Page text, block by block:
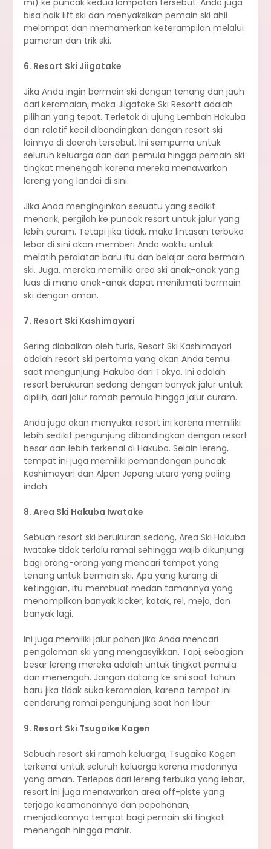
mi) ke puncak kedua lompatan tersebut. Anda juga
bisa naik lift ski dan menyaksikan pemain ski ahli
melompat dan memamerkan keterampilan melalui
pameran dan trik ski.
6. Resort Ski Jiigatake
Jika Anda ingin bermain ski dengan tenang dan jauh
dari keramaian, maka Jiigatake Ski Resortt adalah
pilihan yang tepat. Terletak di ujung Lembah Hakuba
dan relatif kecil dibandingkan dengan resort ski
lainnya di daerah tersebut. Ini sempurna untuk
seluruh keluarga dan dari pemula hingga pemain ski
tingkat menengah karena mereka menawarkan
lereng yang landai di sini.
Jika Anda menginginkan sesuatu yang sedikit
menarik, pergilah ke puncak resort untuk jalur yang
lebih curam. Tetapi jika tidak, maka lintasan terbuka
lebar di sini akan memberi Anda waktu untuk
melatih peralatan baru itu dan belajar cara bermain
ski. Juga, mereka memiliki area ski anak-anak yang
luas di mana anak-anak dapat menikmati bermain
ski dengan aman.
7. Resort Ski Kashimayari
Sering diabaikan oleh turis, Resort Ski Kashimayari
adalah resort ski pertama yang akan Anda temui
saat mengunjungi Hakuba dari Tokyo. Ini adalah
resort berukuran sedang dengan banyak jalur untuk
dipilih, dari jalur ramah pemula hingga jalur curam.
Anda juga akan menyukai resort ini karena memiliki
lebih sedikit pengunjung dibandingkan dengan resort
besar dan lebih terkenal di Hakuba. Selain lereng,
tempat ini juga memiliki pemandangan puncak
Kashimayari dan Alpen Jepang utara yang paling
indah.
8. Area Ski Hakuba Iwatake
Sebuah resort ski berukuran sedang, Area Ski Hakuba
Iwatake tidak terlalu ramai sehingga wajib dikunjungi
bagi orang-orang yang mencari tempat yang
tenang untuk bermain ski. Apa yang kurang di
ketinggian, itu membuat medan tamannya yang
menampilkan banyak kicker, kotak, rel, meja, dan
banyak lagi.
Ini juga memiliki jalur pohon jika Anda mencari
pengalaman ski yang mengasyikkan. Tapi, sebagian
besar lereng mereka adalah untuk tingkat pemula
dan menengah. Jangan datang ke sini saat tahun
baru jika tidak suka keramaian, karena tempat ini
cenderung ramai pengunjung saat hari libur.
9. Resort Ski Tsugaike Kogen
Sebuah resort ski ramah keluarga, Tsugaike Kogen
terkenal untuk seluruh keluarga karena medannya
yang aman. Terlepas dari lereng terbuka yang lebar,
resort ini juga menawarkan area off-piste yang
terjaga keamanannya dan pepohonan,
menjadikannya tempat bagi pemain ski tingkat
menengah hingga mahir.